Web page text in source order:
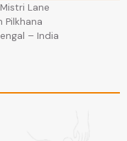
Lane
Pilkhana​
– India